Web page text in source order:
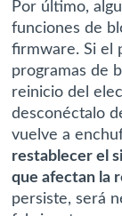
Por último,
funciones de
firmware. Si el
programas de
reinicio del
desconéctalo
vuelve a
restablecer el
que afectan la
persiste, será